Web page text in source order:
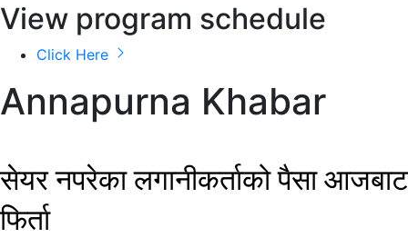
View program schedule
Click Here
Annapurna Khabar
सेयर नपरेका लगानीकर्ताको पैसा आजबाट
फिर्ता